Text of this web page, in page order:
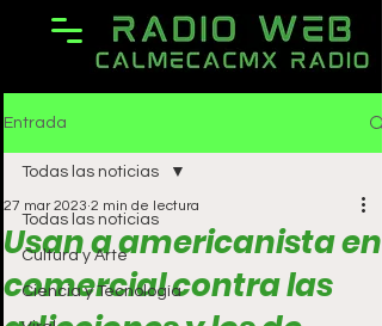
Entrada
Todas las noticias
Cultura y Arte
Ciencia y Tecnología
Todas las noticias
Usan a americanista en
comercial contra las
27 mar 2023 2 min de lectura